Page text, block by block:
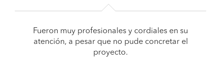
Fueron muy profesionales y cordiales en su
atención, a pesar que no pude concretar el
proyecto.